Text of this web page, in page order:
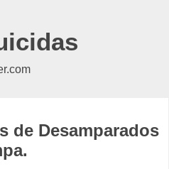
de Desamparados